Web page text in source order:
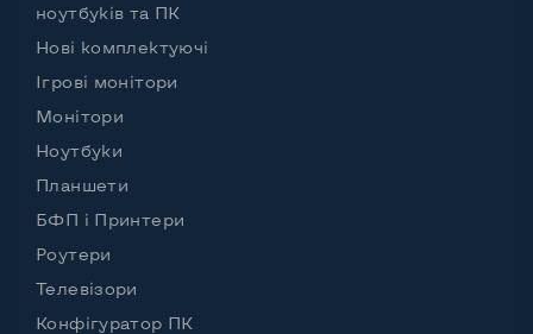
ноутбуків та ПК
Нові комплектуючі
Ігрові монітори
Монітори
Ноутбуки
Планшети
БФП і Принтери
Роутери
Телевізори
Конфігуратор ПК